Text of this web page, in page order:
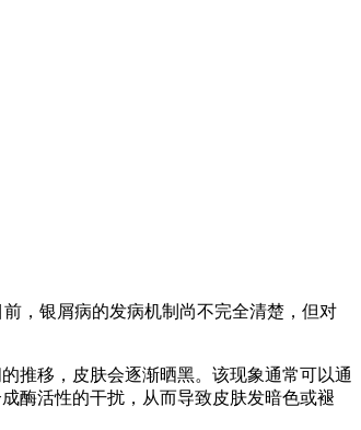
，银屑病的发病机制尚不完全清楚，但对
推移，皮肤会逐渐晒黑。该现象通常可以通
酶活性的干扰，从而导致皮肤发暗色或褪